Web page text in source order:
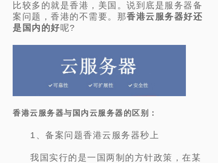
比较多的就是香港，美国。说到底是服务器备
案问题，香港的不需要。那香港云服务器好还
是国内的好呢?
香港云服务器与国内云服务器的区别：
1、备案问题香港云服务器秒上
我国实行的是一国两制的方针政策，在某